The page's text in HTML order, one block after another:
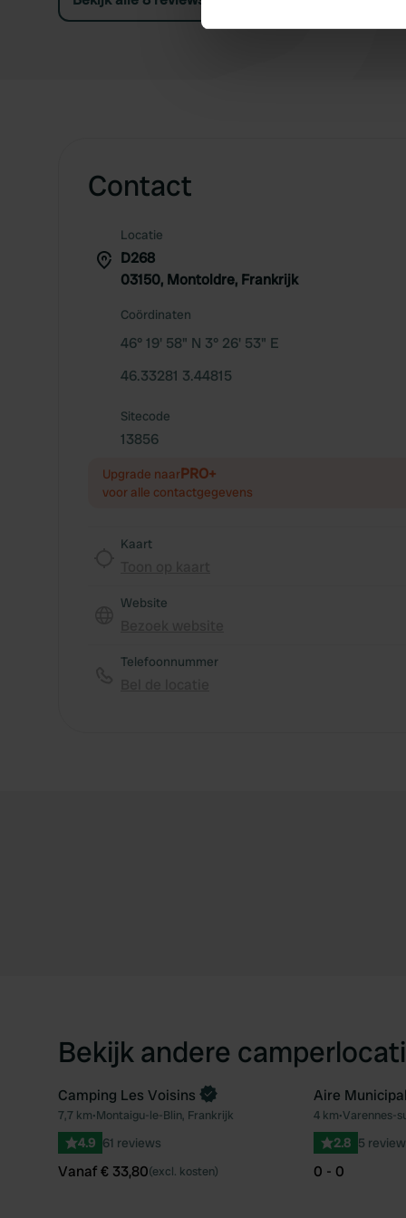
Contact
Locatie
D268
03150, Montoldre, Frankrijk
Coördinaten
46° 19' 58" N 3° 26' 53" E
46.33281 3.44815
Sitecode
13856
Upgrade naarPRO+
voor alle contactgegevens
Kaart
Website
Telefoonnummer
Bekijk andere
Favoriet
Boek direct
Camping Les Voisins
7,7 km•Montaigu-le-Blin, Frankrijk
4.9 61 reviews
Vanaf € 33,80(excl. kosten)
Aire
4 km•Varennes-
2.8 5
0 - 0